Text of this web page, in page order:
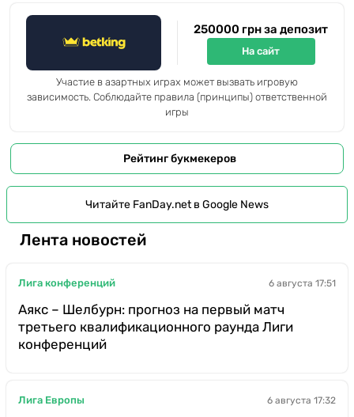
250000 грн за депозит
На сайт
Участие в азартных играх может вызвать игровую
зависимость. Соблюдайте правила (принципы) ответственной
игры
Рейтинг букмекеров
Читайте FanDay.net в Google News
Лента новостей
Лига конференций 6 августа 17:51
Аякс – Шелбурн: прогноз на первый матч
третьего квалификационного раунда Лиги
конференций
Лига Европы 6 августа 17:32